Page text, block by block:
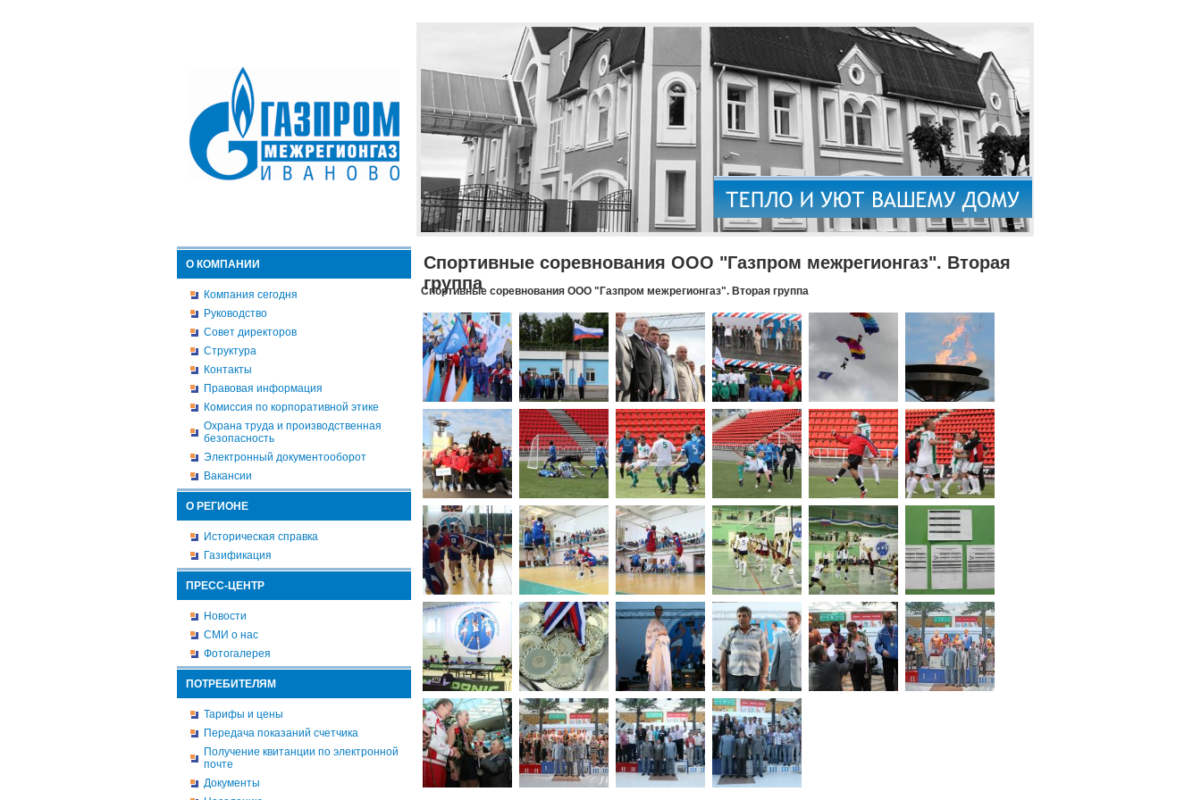
О КОМПАНИИ
Компания сегодня
Руководство
Совет директоров
Структура
Контакты
Правовая информация
Комиссия по корпоративной этике
Охрана труда и производственная
безопасность
Электронный документооборот
Вакансии
О РЕГИОНЕ
Историческая справка
Газификация
ПРЕСС-ЦЕНТР
Новости
СМИ о нас
Фотогалерея
ПОТРЕБИТЕЛЯМ
Тарифы и цены
Передача показаний счетчика
Получение квитанции по электронной
почте
Документы
Спортивные соревнования ООО "Газпром межрегионгаз". Вторая
группа
Спортивные соревнования ООО "Газпром межрегионгаз". Вторая группа